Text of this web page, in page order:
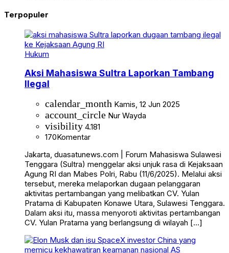
Terpopuler
Hukum
Aksi Mahasiswa Sultra Laporkan Tambang
Ilegal
calendar_month Kamis, 12 Jun 2025
account_circle Nur Wayda
visibility 4.181
170Komentar
Jakarta, duasatunews.com | Forum Mahasiswa Sulawesi
Tenggara (Sultra) menggelar aksi unjuk rasa di Kejaksaan
Agung RI dan Mabes Polri, Rabu (11/6/2025). Melalui aksi
tersebut, mereka melaporkan dugaan pelanggaran
aktivitas pertambangan yang melibatkan CV. Yulan
Pratama di Kabupaten Konawe Utara, Sulawesi Tenggara.
Dalam aksi itu, massa menyoroti aktivitas pertambangan
CV. Yulan Pratama yang berlangsung di wilayah […]